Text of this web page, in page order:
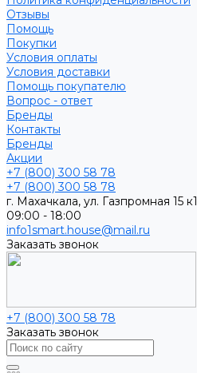
Отзывы
Помощь
Покупки
Условия оплаты
Условия доставки
Помощь покупателю
Вопрос - ответ
Бренды
Контакты
Бренды
Акции
+7 (800) 300 58 78
+7 (800) 300 58 78
г. Махачкала, ул. Газпромная 15 к1
09:00 - 18:00
info1smart.house@mail.ru
Заказать звонок
+7 (800) 300 58 78
Заказать звонок